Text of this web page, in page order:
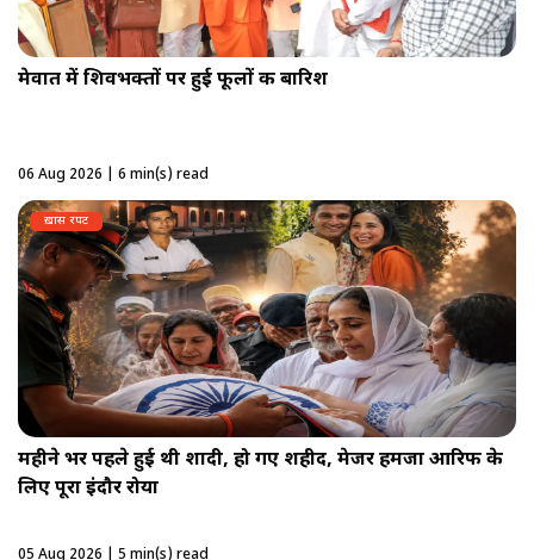
मेवात में शिवभक्तों पर हुई फूलों की बारिश
06 Aug 2026 | 6 min(s) read
ख़ास रपट
महीने भर पहले हुई थी शादी, हो गए शहीद, मेजर हमजा आरिफ के
लिए पूरा इंदौर रोया
05 Aug 2026 | 5 min(s) read